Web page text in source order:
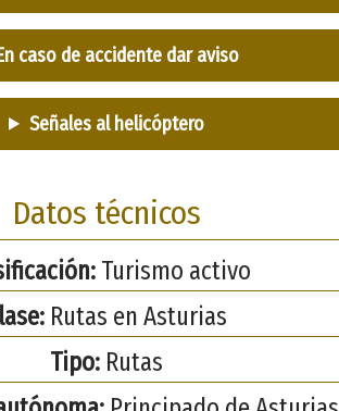
caso de accidente dar aviso
Señales al helicóptero
Datos técnicos
Turismo activo
Rutas en Asturias
Tipo: Rutas